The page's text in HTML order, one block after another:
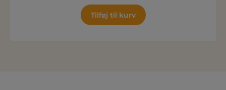
Tilføj til kurv